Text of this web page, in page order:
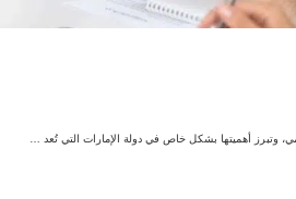
وتبرز أهميتها بشكل خاص في دولة الإمارات التي تُعد …